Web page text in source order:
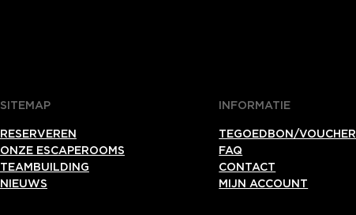
SITEMAP
RESERVEREN
ONZE ESCAPEROOMS
TEAMBUILDING
NIEUWS
INFORMATIE
TEGOEDBON/VOUCHER
FAQ
CONTACT
MIJN ACCOUNT